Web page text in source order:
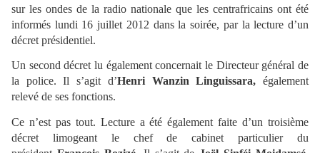
sur les ondes de la radio nationale que les centrafricains ont été
informés lundi 16 juillet 2012 dans la soirée, par la lecture d’un
décret présidentiel.
Un second décret lu également concernait le Directeur général de
la police. Il s’agit d’Henri Wanzin Linguissara,également
relevé de ses fonctions.
Ce n’est pas tout. Lecture a été également faite d’un troisième
décret limogeant le chef de cabinet particulier du